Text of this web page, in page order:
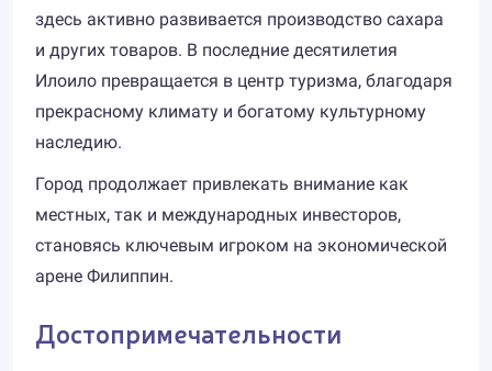
здесь активно развивается производство сахара
и других товаров. В последние десятилетия
Илоило превращается в центр туризма, благодаря
прекрасному климату и богатому культурному
наследию.
Город продолжает привлекать внимание как
местных, так и международных инвесторов,
становясь ключевым игроком на экономической
арене Филиппин.
Достопримечательности